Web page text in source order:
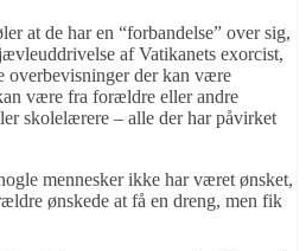
at de har en “forbandelse” over sig,
af Vatikanets exorcist,
overbevisninger der kan være
være fra forældre eller andre
skolelærere – alle der har påvirket
mennesker ikke har været ønsket,
ønskede at få en dreng, men fik